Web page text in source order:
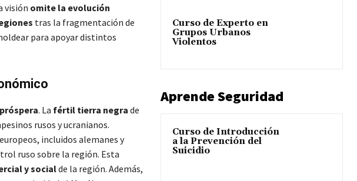
visión omite la evolución
tras la fragmentación de
para apoyar distintos
. La fértil tierra negra de
rusos y ucranianos.
incluidos alemanes y
ruso sobre la región. Esta
y socialde la región​. Además,
Curso de Experto en
Grupos Urbanos
Violentos
Aprende Seguridad
Curso de Introducción
a la Prevención del
Suicidio